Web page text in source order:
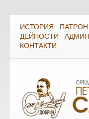
ИСТОРИЯ ПАТРОН
ДЕЙНОСТИ
КОНТАКТИ